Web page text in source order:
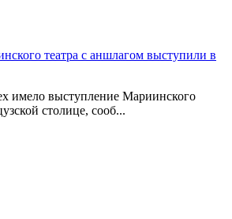
театра с аншлагом выступили в
имело выступление Мариинского
столице, сооб...